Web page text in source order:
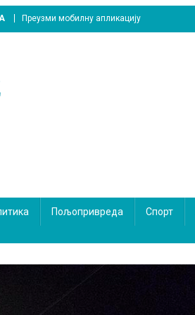
Преузми мобилну апликацију
Пољопривреда Спорт